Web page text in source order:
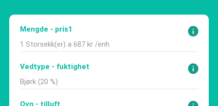
Mengde - pris1
1 Storsekk(er) a 687 kr /enh
Vedtype - fuktighet
Bjørk (20 %)
Ovn - tilluft